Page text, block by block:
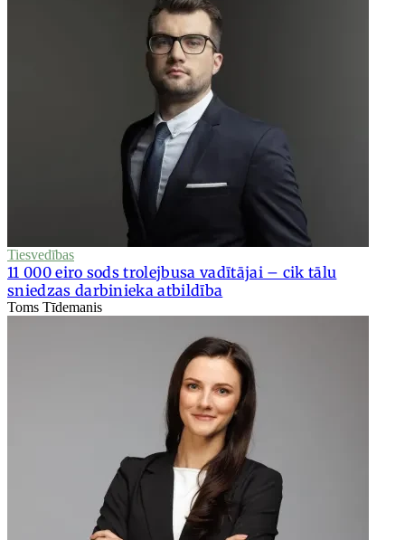
Tiesvedības
11 000 eiro sods trolejbusa vadītājai – cik tālu
sniedzas darbinieka atbildība
Toms Tīdemanis